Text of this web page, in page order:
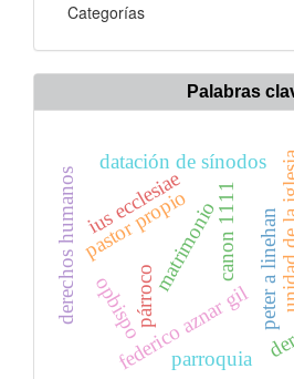
Categorías
Palabras
peter a linehan
federico aznar gil
matrimoniocanon 1111
parroquia
párroco
pastor propio
datación de sínodos
derechos humanos ius ecclesiae
opbispo